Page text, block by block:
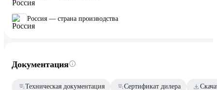
Россия — страна производства
Документация
Техническая документация Сертификат дилера